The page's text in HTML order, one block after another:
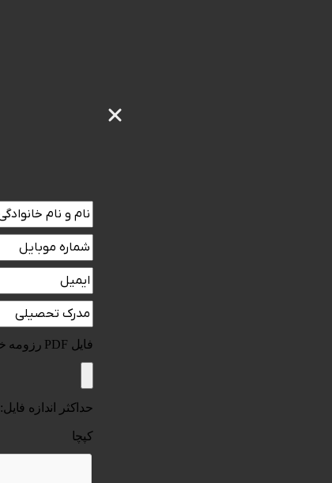
نام
و
نام
خانوادگی
شماره
موبایل(ضروری)
ایمیل(ضروری)
مدرک
فایل PDF رزومه خود را آپلود کنید
حداکثر اندازه فایل: 5 MB.
کپچا